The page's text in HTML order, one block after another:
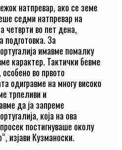
натпревар, ако се земе
седми натпревар на
четврти во пет дена,
подготовка. За
имавме помалку
карактер. Тактички бевме
во првото
одигравме на многу високо
трпеливи и
да ја запреме
која на ова
постигнуваше околу
изјави Кузманоски.